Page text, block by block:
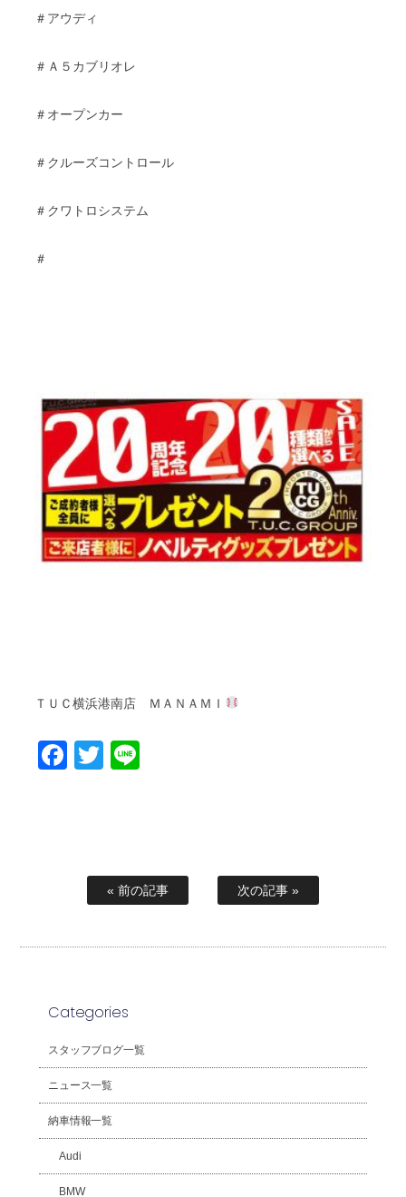
＃アウディ
＃Ａ５カブリオレ
＃オープンカー
＃クルーズコントロール
＃クワトロシステム
＃
ＴＵＣ横浜港南店 ＭＡＮＡＭＩ
Facebook
Twitter
« 前の記事 次の記事 »
Categories
スタッフブログ一覧
ニュース一覧
納車情報一覧
Audi
BMW